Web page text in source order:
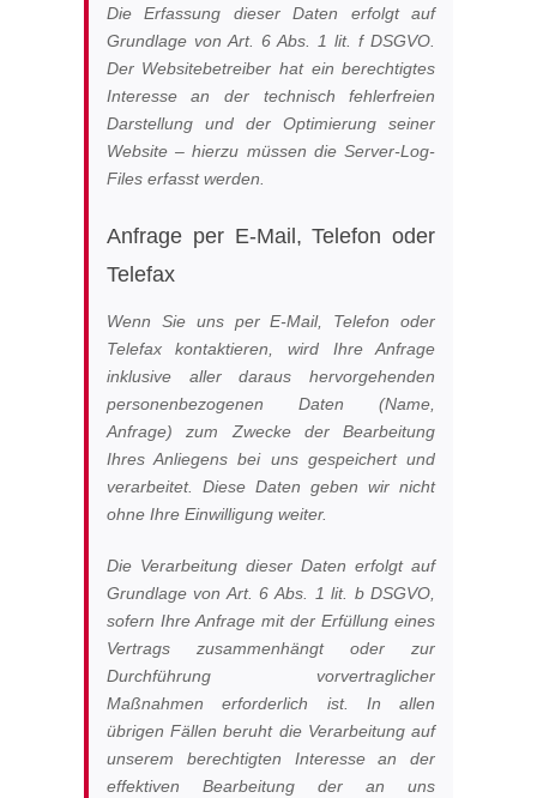
Die Erfassung dieser Daten erfolgt auf
Grundlage von Art. 6 Abs. 1 lit. f DSGVO.
Der Websitebetreiber hat ein berechtigtes
Interesse an der technisch fehlerfreien
Darstellung und der Optimierung seiner
Website – hierzu müssen die Server-Log-
Files erfasst werden.
Anfrage per E-Mail, Telefon oder
Telefax
Wenn Sie uns per E-Mail, Telefon oder
Telefax kontaktieren, wird Ihre Anfrage
inklusive aller daraus hervorgehenden
personenbezogenen Daten (Name,
Anfrage) zum Zwecke der Bearbeitung
Ihres Anliegens bei uns gespeichert und
verarbeitet. Diese Daten geben wir nicht
ohne Ihre Einwilligung weiter.
Die Verarbeitung dieser Daten erfolgt auf
Grundlage von Art. 6 Abs. 1 lit. b DSGVO,
sofern Ihre Anfrage mit der Erfüllung eines
Vertrags zusammenhängt oder zur
Durchführung vorvertraglicher
Maßnahmen erforderlich ist. In allen
übrigen Fällen beruht die Verarbeitung auf
unserem berechtigten Interesse an der
effektiven Bearbeitung der an uns